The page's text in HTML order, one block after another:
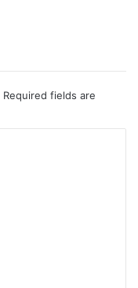
Required fields are